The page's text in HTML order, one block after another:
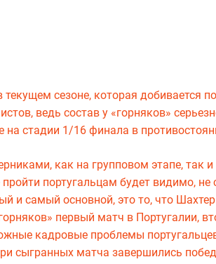
сезоне, которая добивается
ведь состав у «горняков»
на стадии 1/16 финала в
как на групповом этапе, так
португальцам будет видимо,
и самый основной, это то, что
первый матч в Португалии,
кадровые проблемы
сыгранных матча завершились